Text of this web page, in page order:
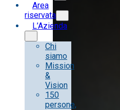
Area
riservata
L’Azienda
Chi
siamo
Mission
&
Vision
150
persone,